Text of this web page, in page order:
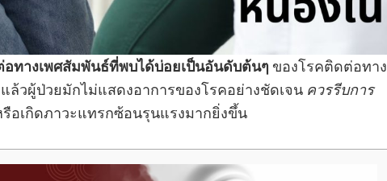
ทางเพศสัมพันธ์ที่พบได้บ่อยเป็นอันดับต้นๆ ของโรคติดต่อทาง
วผู้ป่วยมักไม่แสดงอาการของโรคอย่างชัดเจน ควรรีบการ
อเกิดภาวะแทรกซ้อนรุนแรงมากยิ่งขึ้น